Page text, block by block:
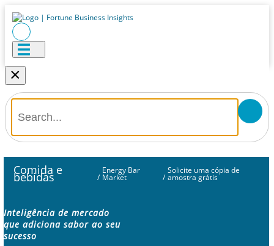
×
Comida e
bebidas /
Energy Bar
Market /
Solicite uma cópia de
amostra grátis
Inteligência de mercado
que adiciona sabor ao seu
sucesso